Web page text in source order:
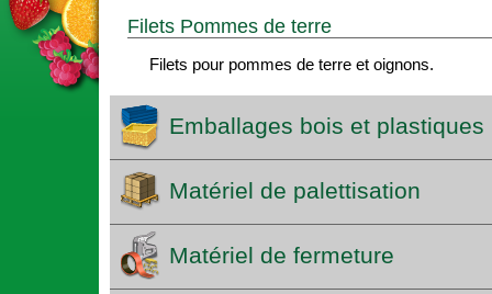
Filets Pommes de terre
Filets pour pommes de terre et oignons.
Emballages bois et plastiques
Matériel de palettisation
Matériel de fermeture